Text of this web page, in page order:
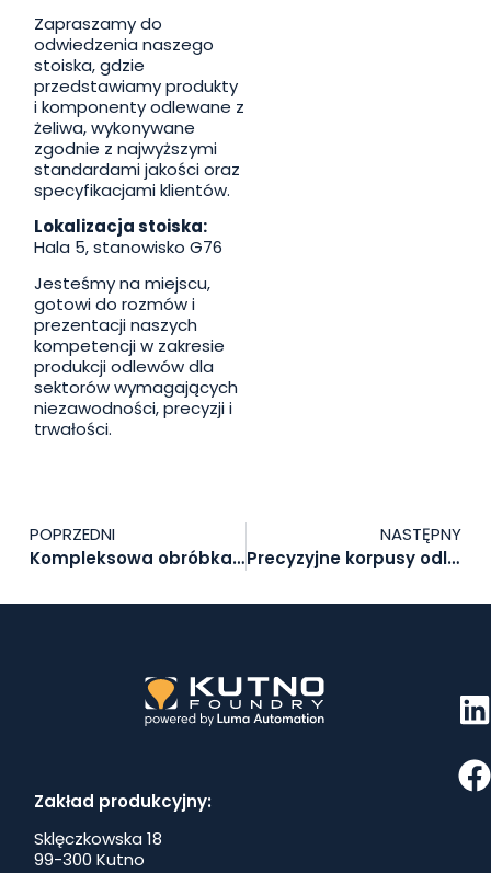
Zapraszamy do
odwiedzenia naszego
stoiska, gdzie
przedstawiamy produkty
i komponenty odlewane z
żeliwa, wykonywane
zgodnie z najwyższymi
standardami jakości oraz
specyfikacjami klientów.
Lokalizacja stoiska:
Hala 5, stanowisko G76
Jesteśmy na miejscu,
gotowi do rozmów i
prezentacji naszych
kompetencji w zakresie
produkcji odlewów dla
sektorów wymagających
niezawodności, precyzji i
trwałości.
POPRZEDNI
Kompleksowa obróbka żeliwnych odlewów w Odlewni Kutno – gotowe komponenty prosto na linię montażową
NASTĘPNY
Precyzyjne korpusy odlewów dla najbardziej wymagających zastosowań
Zakład produkcyjny:
Sklęczkowska 18
99-300 Kutno